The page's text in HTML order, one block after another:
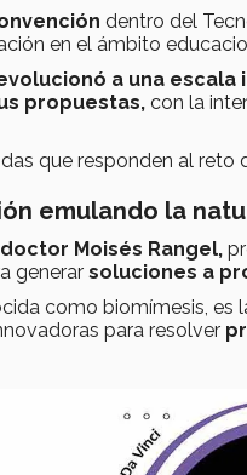
dentro del
en el ámbito
a una escala
propuestas, con la
que responden al
emulando la
Moisés Rangel,
generar soluciones a
como biomímesis, es
para resolver